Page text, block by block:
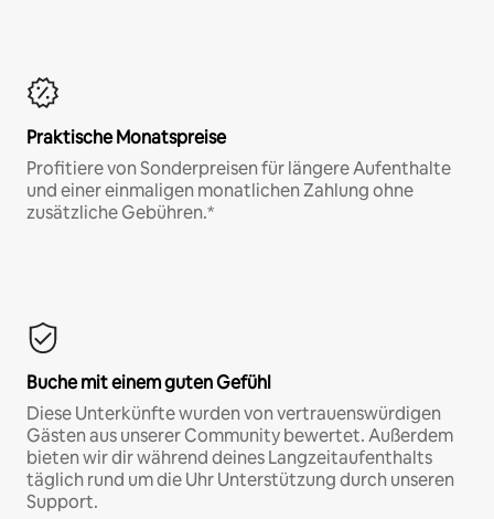
Praktische Monatspreise
Profitiere von Sonderpreisen für längere Aufenthalte
und einer einmaligen monatlichen Zahlung ohne
zusätzliche Gebühren.*
Buche mit einem guten Gefühl
Diese Unterkünfte wurden von vertrauenswürdigen
Gästen aus unserer Community bewertet. Außerdem
bieten wir dir während deines Langzeitaufenthalts
täglich rund um die Uhr Unterstützung durch unseren
Support.